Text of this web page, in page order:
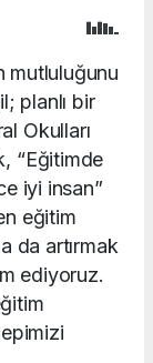
mutluluğunu
planlı bir
Okulları
“Eğitimde
iyi insan”
eğitim
da artırmak
ediyoruz.